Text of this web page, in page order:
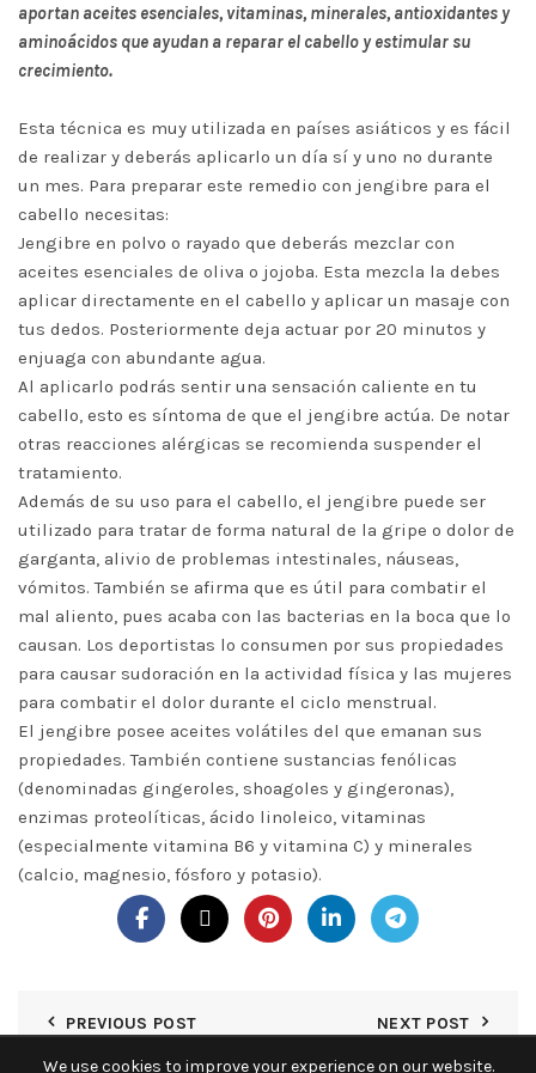
aportan aceites esenciales, vitaminas, minerales, antioxidantes y
aminoácidos que ayudan a reparar el cabello y estimular su
crecimiento.
Esta técnica es muy utilizada en países asiáticos y es fácil
de realizar y deberás aplicarlo un día sí y uno no durante
un mes. Para preparar este remedio con jengibre para el
cabello necesitas:
Jengibre en polvo o rayado que deberás mezclar con
aceites esenciales de oliva o jojoba. Esta mezcla la debes
aplicar directamente en el cabello y aplicar un masaje con
tus dedos. Posteriormente deja actuar por 20 minutos y
enjuaga con abundante agua.
Al aplicarlo podrás sentir una sensación caliente en tu
cabello, esto es síntoma de que el jengibre actúa. De notar
otras reacciones alérgicas se recomienda suspender el
tratamiento.
Además de su uso para el cabello, el jengibre puede ser
utilizado para tratar de forma natural de la gripe o dolor de
garganta, alivio de problemas intestinales, náuseas,
vómitos. También se afirma que es útil para combatir el
mal aliento, pues acaba con las bacterias en la boca que lo
causan. Los deportistas lo consumen por sus propiedades
para causar sudoración en la actividad física y las mujeres
para combatir el dolor durante el ciclo menstrual.
El jengibre posee aceites volátiles del que emanan sus
propiedades. También contiene sustancias fenólicas
(denominadas gingeroles, shoagoles y gingeronas),
enzimas proteolíticas, ácido linoleico, vitaminas
(especialmente vitamina B6 y vitamina C) y minerales
(calcio, magnesio, fósforo y potasio).
PREVIOUS POST NEXT POST
We use cookies to improve your experience on our website.